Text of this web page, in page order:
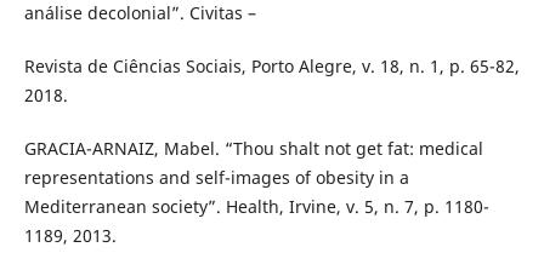
análise decolonial”. Civitas –
Revista de Ciências Sociais, Porto Alegre, v. 18, n. 1, p. 65-82,
2018.
GRACIA-ARNAIZ, Mabel. “Thou shalt not get fat: medical
representations and self-images of obesity in a
Mediterranean society”. Health, Irvine, v. 5, n. 7, p. 1180-
1189, 2013.